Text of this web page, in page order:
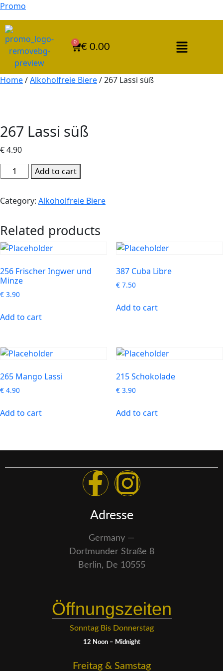
Promo
€ 0.00
0
Home/Alkoholfreie Biere/ 267 Lassi süß
267 Lassi süß
€4.90
Add to cart
Category: Alkoholfreie Biere
Related products
256 Frischer Ingwer und
Minze
€ 3.90
Add to cart
387 Cuba Libre
€7.50
Add to cart
265 Mango Lassi
€ 4.90
Add to cart
215 Schokolade
€3.90
Add to cart
Adresse
Germany —
Dortmunder Straße 8
Berlin, De 10555
Öffnungszeiten
Sonntag Bis Donnerstag
12 Noon – Midnight
Freitag & Samstag